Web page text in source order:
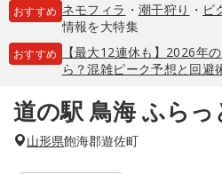
おすすめ ネモフィラ ・ 潮干狩り ・ ピ
情報を大特集
おすすめ
【最大12連休も】2026年
ら？混雑ピーク予想と回避
道の駅 鳥海 ふらっ
山形県飽海郡遊佐町